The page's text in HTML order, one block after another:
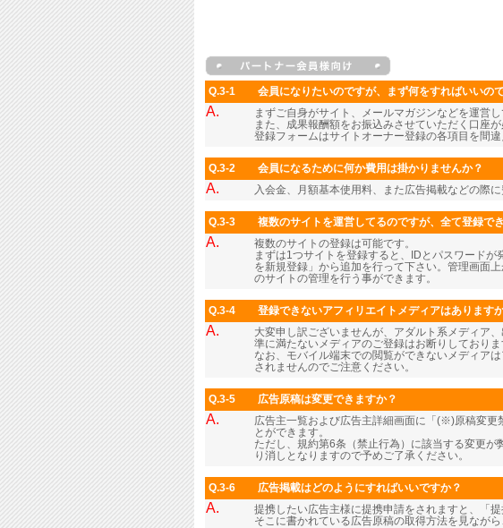
Q.3-1 会員になりたいのですが、まず何をすればいいの
A.
まずご自身がサイト、メールマガジンなどを運営し
また、成果報酬額をお振込みさせていただく口座が
登録フォームはサイトオーナー登録の各項目を間違
Q.3-2 会員になるために何か費用は掛かりませんか？
A. 入会金、月額基本使用料、また広告掲載などの際
Q.3-3 複数のサイトを運営してるのですが、全て登録で
A.
複数のサイトの登録は可能です。
まずは1つサイトを登録すると、IDとパスワード
を新規登録」から追加を行って下さい。管理画面
のサイトの管理を行う事ができます。
Q.3-4 登録できないアフィリエイトメディアはあります
A.
大変申し訳ございませんが、アダルト系メディア
準に満たないメディアのご登録はお断りしておりま
なお、モバイル端末での閲覧ができないメディア
されませんのでご注意ください。
Q.3-5 広告原稿は変更できますか？
A.
広告主一覧および広告主詳細画面に「(※)原稿変更
とができます。
ただし、規約第6条（禁止行為）に該当する変更
り消しとなりますので予めご了承ください。
Q.3-6 広告掲載はどのようにすればいいですか？
A.
提携したい広告主様に提携申請をされますと、「
そこに書かれている広告原稿の取得方法を見なが